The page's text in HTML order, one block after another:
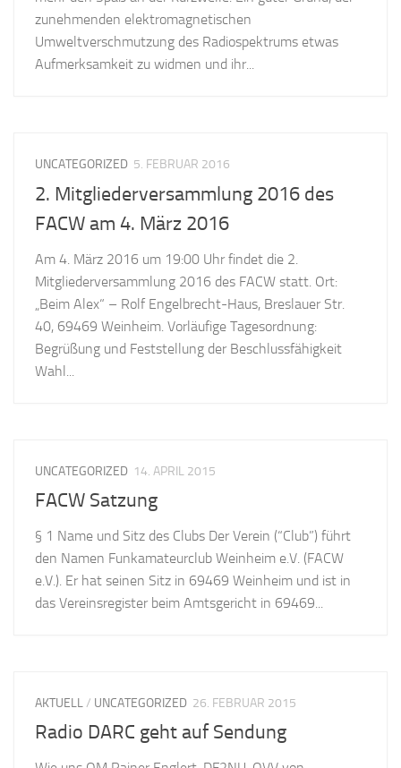
zunehmenden elektromagnetischen
Umweltverschmutzung des Radiospektrums etwas
Aufmerksamkeit zu widmen und ihr...
UNCATEGORIZED 5. FEBRUAR 2016
2. Mitgliederversammlung 2016 des
FACW am 4. März 2016
Am 4. März 2016 um 19:00 Uhr findet die 2.
Mitgliederversammlung 2016 des FACW statt. Ort:
„Beim Alex“ – Rolf Engelbrecht-Haus, Breslauer Str.
40, 69469 Weinheim. Vorläufige Tagesordnung:
Begrüßung und Feststellung der Beschlussfähigkeit
Wahl...
UNCATEGORIZED 14. APRIL 2015
FACW Satzung
§ 1 Name und Sitz des Clubs Der Verein (“Club”) führt
den Namen Funkamateurclub Weinheim e.V. (FACW
e.V.). Er hat seinen Sitz in 69469 Weinheim und ist in
das Vereinsregister beim Amtsgericht in 69469...
AKTUELL/ UNCATEGORIZED 26. FEBRUAR 2015
Radio DARC geht auf Sendung